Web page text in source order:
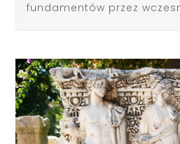
fundamentów przez